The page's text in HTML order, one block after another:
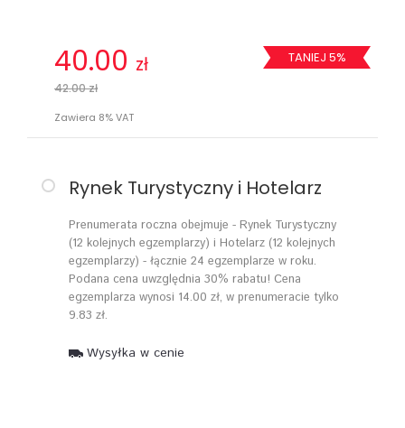
40.00 zł
42.00 zł
Zawiera 8% VAT
TANIEJ 5%
Rynek Turystyczny i Hotelarz
Prenumerata roczna obejmuje - Rynek Turystyczny
(12 kolejnych egzemplarzy) i Hotelarz (12 kolejnych
egzemplarzy) - łącznie 24 egzemplarze w roku.
Podana cena uwzględnia 30% rabatu! Cena
egzemplarza wynosi 14.00 zł, w prenumeracie tylko
9.83 zł.
Wysyłka w cenie